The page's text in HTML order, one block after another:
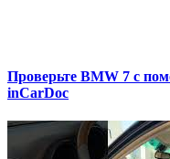
Проверьте BMW 7 с
inCarDoc